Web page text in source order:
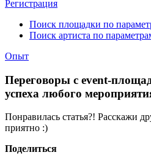
Регистрация
Поиск площадки по
Поиск артиста по
Опыт
Переговоры с event-
успеха любого
Понравилась статья?! Расскажи
приятно :)
Поделиться